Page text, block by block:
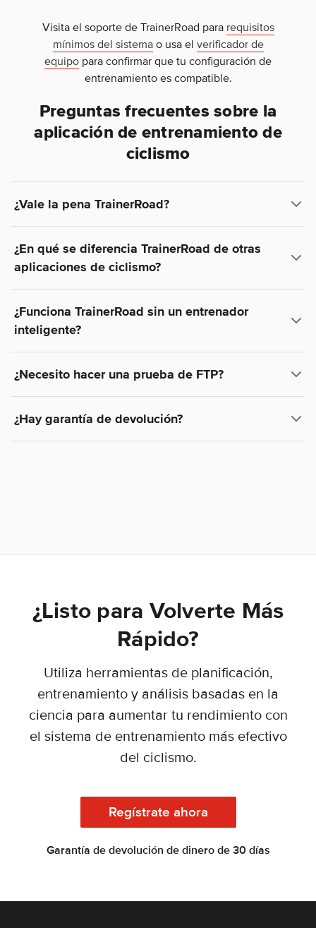
Visita el soporte de TrainerRoad para requisitos
mínimos del sistemao usa el verificador de
equipo para confirmar que tu configuración de
entrenamiento es compatible.
Preguntas frecuentes sobre la
aplicación de entrenamiento de
ciclismo
¿Vale la pena TrainerRoad?
¿En qué se diferencia TrainerRoad de otras
aplicaciones de ciclismo?
¿Funciona TrainerRoad sin un entrenador
inteligente?
¿Necesito hacer una prueba de FTP?
¿Hay garantía de devolución?
¿Listo para Volverte Más
Rápido?
Utiliza herramientas de planificación,
entrenamiento y análisis basadas en la
ciencia para aumentar tu rendimiento con
el sistema de entrenamiento más efectivo
del ciclismo.
Regístrate ahora
Garantía de devolución de dinero de 30 días